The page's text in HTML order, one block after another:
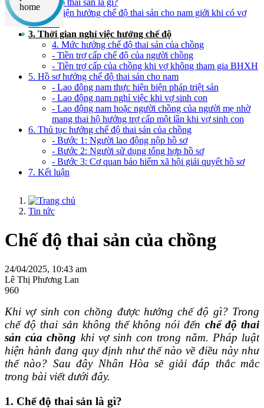
1. Chế độ thai sản là gì?
2. Điều kiện hưởng chế độ thai sản cho nam giới khi có vợ
sinh con
3. Thời gian nghỉ việc hưởng chế độ
4. Mức hưởng chế độ thai sản của chồng
- Tiền trợ cấp chế độ của người chồng
- Tiền trợ cấp của chồng khi vợ không tham gia BHXH
5. Hồ sơ hưởng chế độ thai sản cho nam
- Lao động nam thực hiện biện pháp triệt sản
- Lao động nam nghỉ việc khi vợ sinh con
- Lao động nam hoặc người chồng của người mẹ nhờ
mang thai hộ hưởng trợ cấp một lần khi vợ sinh con
6. Thủ tục hưởng chế độ thai sản của chồng
- Bước 1: Người lao động nộp hồ sơ
- Bước 2: Người sử dụng tổng hợp hồ sơ
- Bước 3: Cơ quan bảo hiểm xã hội giải quyết hồ sơ
7. Kết luận
Tin tức
Chế độ thai sản của chồng
24/04/2025, 10:43 am
Lê Thị Phương Lan
960
Khi vợ sinh con chồng được hưởng chế độ gì? Trong
chế độ thai sản không thể không nói đến chế độ thai
sản của chồng khi vợ sinh con trong năm. Pháp luật
hiện hành đang quy định như thế nào về điều này như
thế nào? Sau đây Nhân Hòa sẽ giải đáp thắc mắc
trong bài viết dưới đây.
1. Chế độ thai sản là gì?